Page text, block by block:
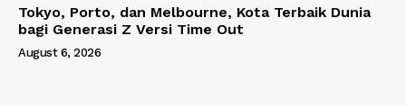
Tokyo, Porto, dan Melbourne, Kota Terbaik Dunia
bagi Generasi Z Versi Time Out
August 6, 2026